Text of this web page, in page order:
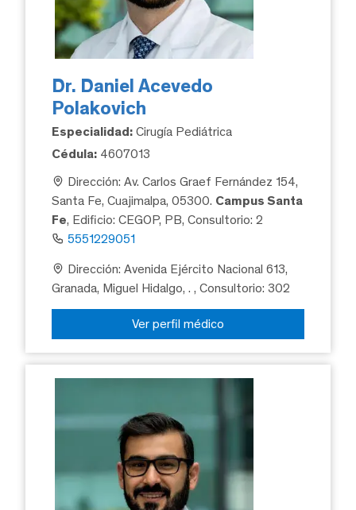
Dr. Daniel Acevedo
Polakovich
Especialidad: Cirugía Pediátrica
Cédula: 4607013
Dirección: Av. Carlos Graef Fernández 154,
Santa Fe, Cuajimalpa, 05300. Campus Santa
Fe, Edificio: CEGOP, PB, Consultorio: 2
5551229051
Dirección: Avenida Ejército Nacional 613,
Granada, Miguel Hidalgo, ., Consultorio: 302
Ver perfil médico